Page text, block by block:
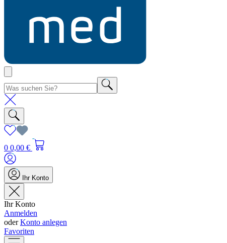
0 0,00 €
Ihr Konto
Ihr Konto
Anmelden
oderKonto anlegen
Favoriten